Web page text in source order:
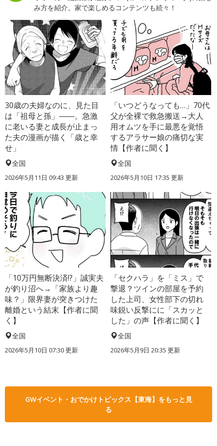
み方を紹介。家で楽しめるコンテンツも続々！
30歳の夫婦なのに、見た目
は「祖母と孫」――。急激
に老いる妻と成長が止まっ
た夫の漫画が描く「歳と幸
せ」
全国
2026年5月11日 09:43 更新
「いつどうなっても…」70代
父が全裸で救急搬送→大人
用オムツを手に最悪を覚悟
するアラサー娘の痛切な実
情【作者に聞く】
全国
2026年5月10日 17:35 更新
「10万円無断決済!?」誠実夫
が釣り沼へ→「家族より趣
味？」限界妻が突きつけた
離婚という結末【作者に聞
く】
全国
2026年5月10日 07:30 更新
「セクハラ」を「ミス」で
撃退？ツインの部屋を予約
した上司、女性部下の切れ
味鋭い反撃にに「スカッと
した」の声【作者に聞く】
全国
2026年5月9日 20:35 更新
GWイベント・おでかけトピックス【東海】をもっと見
る